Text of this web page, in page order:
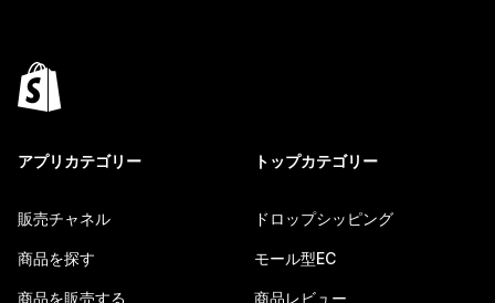
アプリカテゴリー
販売チャネル
商品を探す
商品を販売する
トップカテゴリー
ドロップシッピング
モール型EC
商品レビュー